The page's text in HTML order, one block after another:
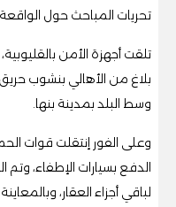
تحريات المباحث حول الواقعة.
تلقت أجهزة الأمن
بلاغ من الأهالي بنشوب
وسط البلد بمدينة بنها.
وعلى الفور إنتقلت قوات
الدفع بسيارات الإطفاء،
لباقي أجزاء العقار،